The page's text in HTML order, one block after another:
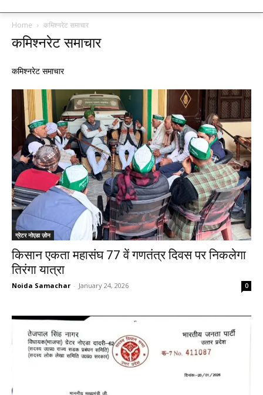
Home कमिश्नरेट समाचार
कमिश्नरेट समाचार
कमिश्नरेट समाचार
ग्रेटर नोएडा ज़ोन
किसान एकता महासंघ 77 वें गणतंत्र दिवस पर निकलेगा
तिरंगा यात्रा
Noida Samachar - January 24, 2026 0